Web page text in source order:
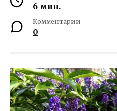
6 мин.
Комментарии
0